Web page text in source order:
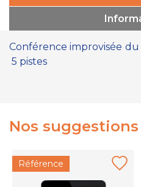
Conférence improvisée du
5 pistes
Nos suggestions
Référence